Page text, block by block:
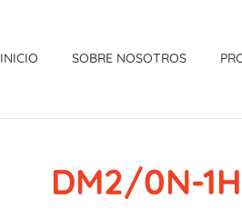
INICIO SOBRE NOSOTROS
DM2/0N-